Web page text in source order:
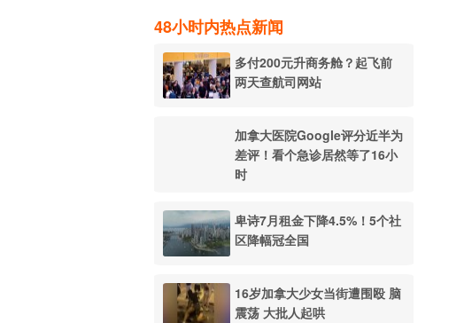
48小时内热点新闻
多付200元升商务舱？起飞前
两天查航司网站
加拿大医院Google评分近半为
差评！看个急诊居然等了16小
时
卑诗7月租金下降4.5%！5个社
区降幅冠全国
16岁加拿大少女当街遭围殴 脑
震荡 大批人起哄